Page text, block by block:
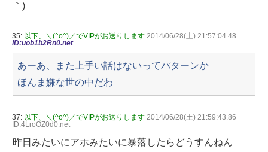
｀)
35: 以下、＼(^o^)／でVIPがお送りします 2014/06/28(土) 21:57:04.48
ID:uob1b2Rn0.net
あーあ、また上手い話はないってパターンか
ほんま嫌な世の中だわ
37: 以下、＼(^o^)／でVIPがお送りします 2014/06/28(土) 21:59:43.86
ID:4LroOZ0d0.net
昨日みたいにアホみたいに暴落したらどうすんねん